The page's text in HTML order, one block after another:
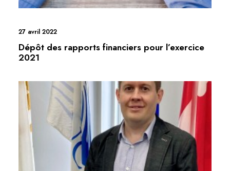
27 avril 2022
Dépôt des rapports financiers pour l’exercice
2021